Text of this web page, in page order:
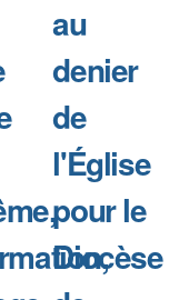
au
denier
de
l'Église
pour le
Diocèse